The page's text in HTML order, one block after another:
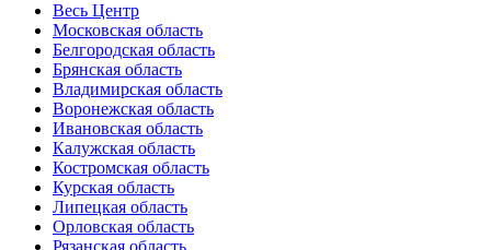
Весь Центр
Московская область
Белгородская область
Брянская область
Владимирская область
Воронежская область
Ивановская область
Калужская область
Костромская область
Курская область
Липецкая область
Орловская область
Рязанская область